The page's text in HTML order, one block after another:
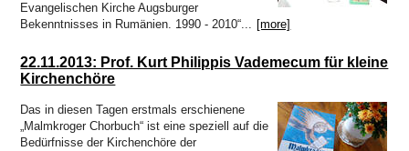
Evangelischen Kirche Augsburger
Bekenntnisses in Rumänien. 1990 - 2010“... [more]
22.11.2013: Prof. Kurt Philippis Vademecum für kleine
Kirchenchöre
Das in diesen Tagen erstmals erschienene
„Malmkroger Chorbuch“ ist eine speziell auf die
Bedürfnisse der Kirchenchöre der